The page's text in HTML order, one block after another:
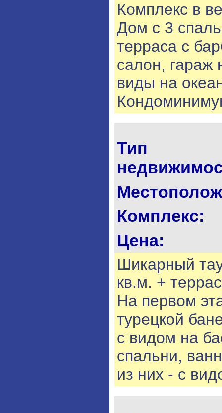
Комплекс в
Дом с 3
терраса с
салон,
виды на
Тип
Комплекс:
Цена:
Шикарный
кв.м. +
На первом
турецкой
с видом на
спальни,
из них - с